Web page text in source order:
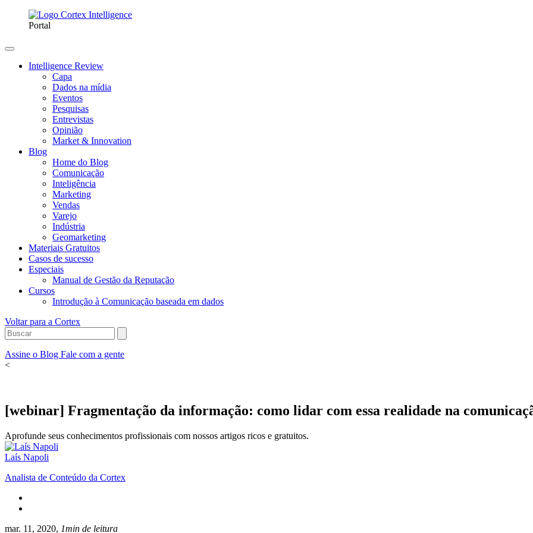
Portal
Intelligence Review
Capa
Dados na mídia
Eventos
Pesquisas
Entrevistas
Opinião
Market & Innovation
Blog
Home do Blog
Comunicação
Inteligência
Marketing
Vendas
Varejo
Indústria
Geomarketing
Materiais Gratuitos
Casos de sucesso
Especiais
Manual de Gestão da Reputação
Cursos
Introdução à Comunicação baseada em dados
Voltar para a Cortex
Assine o Blog Fale com a gente
<
[webinar] Fragmentação da informação: como lidar com essa realidade na
Aprofunde seus conhecimentos profissionais com nossos artigos ricos e gratuitos.
Laís Napoli
Analista de Conteúdo da Cortex
mar. 11, 2020, 1min de leitura